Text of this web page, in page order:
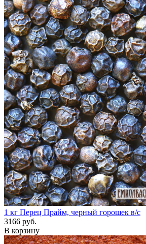
1 кг Перец Прайм, черный горошек в/с
3166 руб.
В корзину